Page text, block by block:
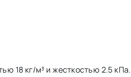
18 кг/м³ и жесткостью 2.5 кПа.